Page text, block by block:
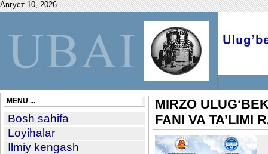
Август 10, 2026
MENU ...
Bosh sahifa
Loyihalar
Ilmiy kengash
MIRZO
FANI VA TA’LIMI